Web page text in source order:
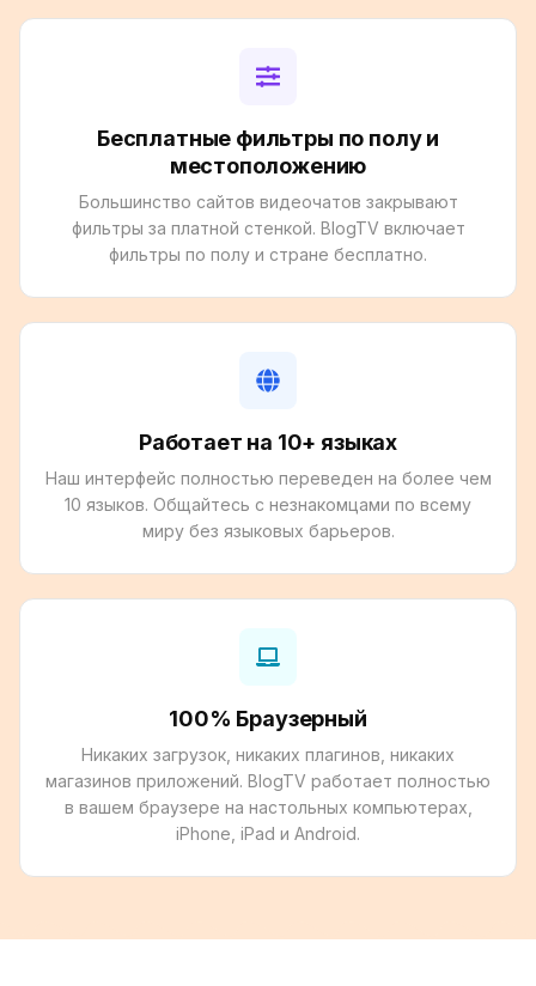
Бесплатные фильтры по полу и
местоположению
Большинство сайтов видеочатов закрывают
фильтры за платной стенкой. BlogTV включает
фильтры по полу и стране бесплатно.
Работает на 10+ языках
Наш интерфейс полностью переведен на более чем
10 языков. Общайтесь с незнакомцами по всему
миру без языковых барьеров.
100% Браузерный
Никаких загрузок, никаких плагинов, никаких
магазинов приложений. BlogTV работает полностью
в вашем браузере на настольных компьютерах,
iPhone, iPad и Android.